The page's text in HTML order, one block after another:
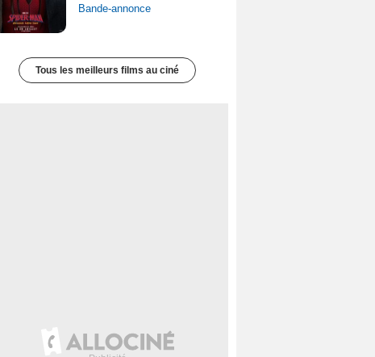
Bande-annonce
Tous les meilleurs films au ciné